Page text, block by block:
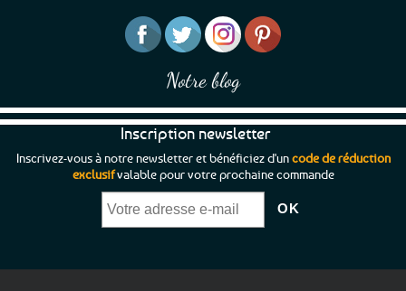
Notre blog
Inscription newsletter
Inscrivez-vous à notre newsletter et bénéficiez d'uncode de réduction
exclusifvalable pour votre prochaine commande